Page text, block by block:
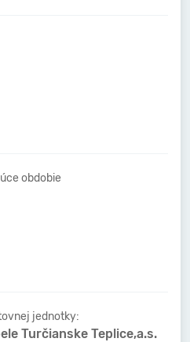
obdobie
jednotky:
Turčianske Teplice,a.s.